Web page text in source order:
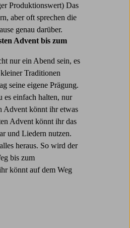
Produktionswert) Das
aber oft sprechen die
genau darüber.
Advent bis zum
nur ein Abend sein, es
Traditionen
seine eigene Prägung.
es einfach halten, nur
Advent könnt ihr etwas
Advent könnt ihr das
und Liedern nutzen.
heraus. So wird der
bis zum
könnt auf dem Weg